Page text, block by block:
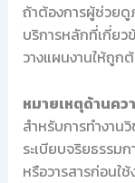
ถ้าต้องการผู้ช่วยดู
บริการหลักที่เกี่ยว
วางแผนงานให้ถูก
หมายเหตุด้านคว
สำหรับการทำงาน
ระเบียบจริยธรรม
หรือวารสารก่อนใช้